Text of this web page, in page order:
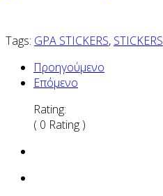
Tags: GPA STICKERS, STICKERS
Προηγούμενο
Επόμενο
Rating:
( 0 Rating )